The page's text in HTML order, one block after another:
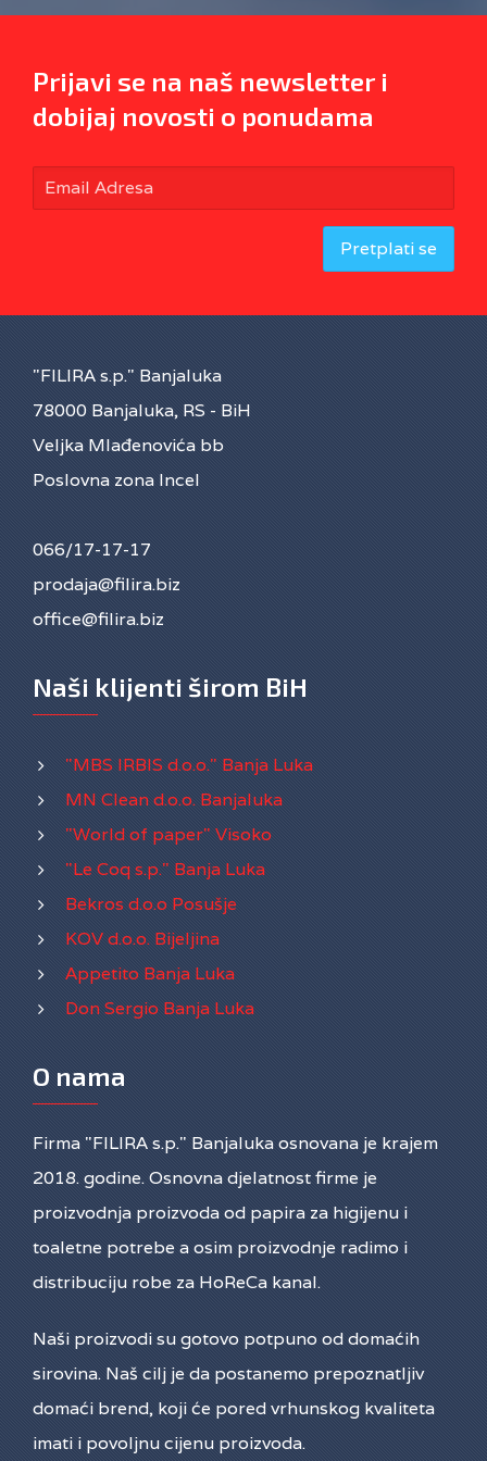
Prijavi se na naš newsletter i
dobijaj novosti o ponudama
Pretplati se
"FILIRA s.p." Banjaluka
78000 Banjaluka, RS - BiH
Veljka Mlađenovića bb
Poslovna zona Incel
066/17-17-17
prodaja@filira.biz
office@filira.biz
Naši klijenti širom BiH
"MBS IRBIS d.o.o." Banja Luka
MN Clean d.o.o. Banjaluka
"World of paper" Visoko
"Le Coq s.p." Banja Luka
Bekros d.o.o Posušje
KOV d.o.o. Bijeljina
Appetito Banja Luka
Don Sergio Banja Luka
O nama
Firma "FILIRA s.p." Banjaluka osnovana je krajem
2018. godine. Osnovna djelatnost firme je
proizvodnja proizvoda od papira za higijenu i
toaletne potrebe a osim proizvodnje radimo i
distribuciju robe za HoReCa kanal.
Naši proizvodi su gotovo potpuno od domaćih
sirovina. Naš cilj je da postanemo prepoznatljiv
domaći brend, koji će pored vrhunskog kvaliteta
imati i povoljnu cijenu proizvoda.